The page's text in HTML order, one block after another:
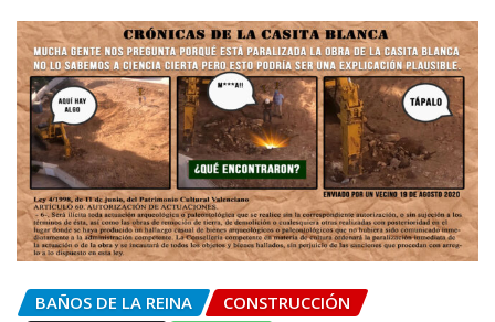
BAÑOS DE LA REINA
CONSTRUCCIÓN